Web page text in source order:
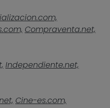
Compraventa.net,
Independiente.net,
Cine-es.com,